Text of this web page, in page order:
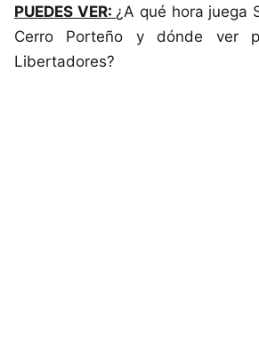
PUEDES VER: ¿A qué hora juega
Cerro Porteño y dónde ver
Libertadores?